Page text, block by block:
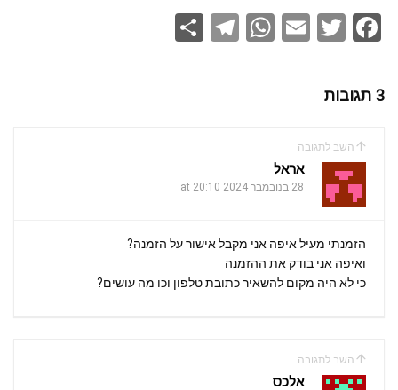
F
ce
b
o
o
k
T
E
W
p
T
3 תגובות
השב לתגובה
אראל
28 בנובמבר 2024 at 20:10
הזמנתי מעיל איפה אני מקבל אישור על הזמנה?
ואיפה אני בודק את ההזמנה
כי לא היה מקום להשאיר כתובת טלפון וכו מה עושים?
השב לתגובה
אלכס